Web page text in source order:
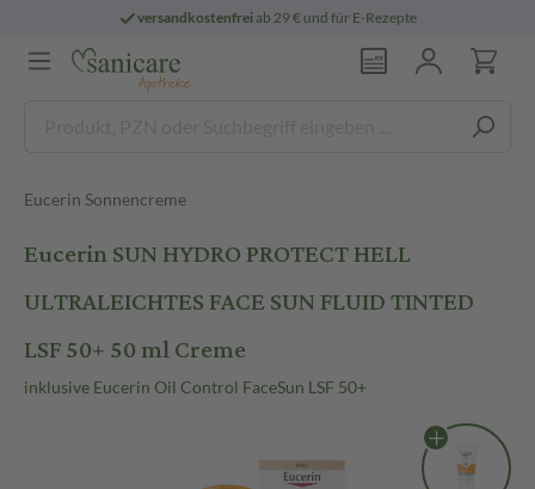
versandkostenfreiab 29 € und für E-Rezepte
Eucerin Sonnencreme
Eucerin SUN HYDRO PROTECT HELL
ULTRALEICHTES FACE SUN FLUID TINTED
LSF 50+ 50 ml Creme
inklusive Eucerin Oil Control FaceSun LSF 50+